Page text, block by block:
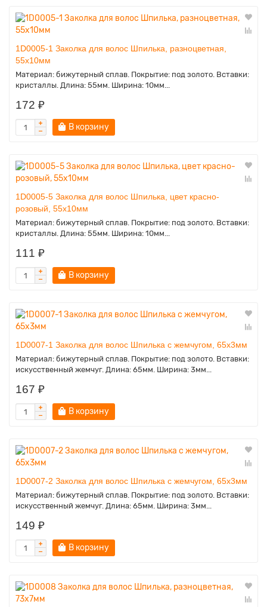
1D0005-1 Заколка для волос Шпилька, разноцветная,
55х10мм
Материал: бижутерный сплав. Покрытие: под золото. Вставки:
кристаллы. Длина: 55мм. Ширина: 10мм...
172 ₽
В корзину
1D0005-5 Заколка для волос Шпилька, цвет красно-
розовый, 55х10мм
Материал: бижутерный сплав. Покрытие: под золото. Вставки:
кристаллы. Длина: 55мм. Ширина: 10мм...
111 ₽
В корзину
1D0007-1 Заколка для волос Шпилька с жемчугом, 65х3мм
Материал: бижутерный сплав. Покрытие: под золото. Вставки:
искусственный жемчуг. Длина: 65мм. Ширина: 3мм...
167 ₽
В корзину
1D0007-2 Заколка для волос Шпилька с жемчугом, 65х3мм
Материал: бижутерный сплав. Покрытие: под золото. Вставки:
искусственный жемчуг. Длина: 65мм. Ширина: 3мм...
149 ₽
В корзину